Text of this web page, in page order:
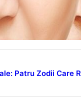
Personalității
Ne Oferă
Patru Zodii Care